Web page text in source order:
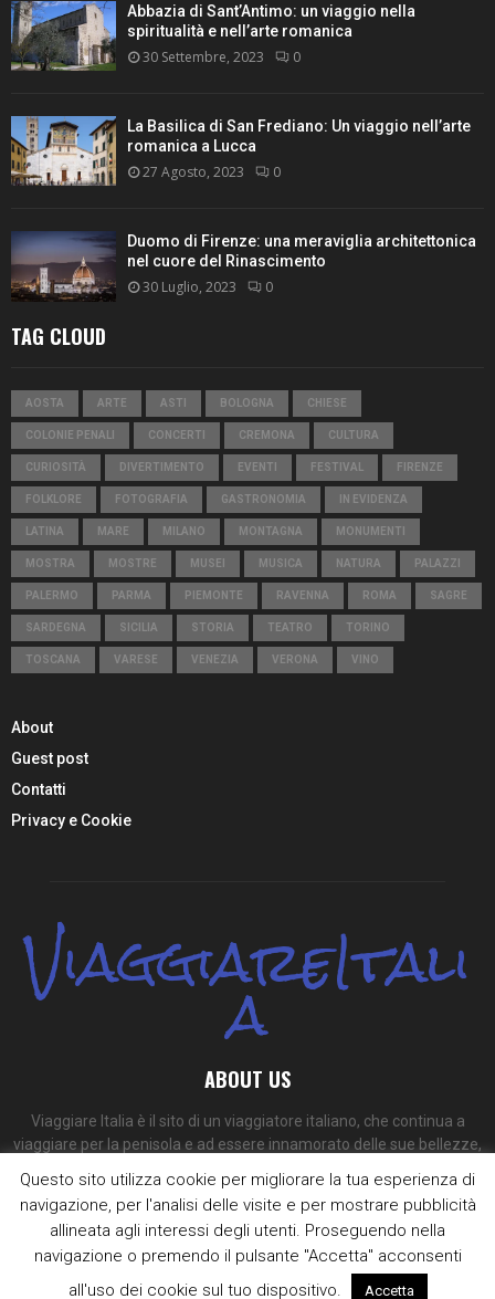
Abbazia di Sant’Antimo: un viaggio nella
spiritualità e nell’arte romanica
30 Settembre, 2023 0
La Basilica di San Frediano: Un viaggio nell’arte
romanica a Lucca
27 Agosto, 2023 0
Duomo di Firenze: una meraviglia architettonica
nel cuore del Rinascimento
30 Luglio, 2023 0
TAG CLOUD
AOSTA ARTE ASTI BOLOGNA CHIESE
COLONIE PENALI CONCERTI CREMONA CULTURA
CURIOSITÀ DIVERTIMENTO EVENTI FESTIVAL FIRENZE
FOLKLORE FOTOGRAFIA GASTRONOMIA IN EVIDENZA
LATINA MARE MILANO MONTAGNA MONUMENTI
MOSTRA MOSTRE MUSEI MUSICA NATURA PALAZZI
PALERMO PARMA PIEMONTE RAVENNA ROMA SAGRE
SARDEGNA SICILIA STORIA TEATRO TORINO
TOSCANA VARESE VENEZIA VERONA VINO
About
Guest post
Contatti
Privacy e Cookie
ViaggiareItali
a
ABOUT US
Viaggiare Italia è il sito di un viaggiatore italiano, che continua a
viaggiare per la penisola e ad essere innamorato delle sue bellezze,
Contact us:redazione@viaggiare-italia.com
Questo sito utilizza cookie per migliorare la tua esperienza di
navigazione, per l'analisi delle visite e per mostrare pubblicità
allineata agli interessi degli utenti. Proseguendo nella
navigazione o premendo il pulsante "Accetta" acconsenti
all'uso dei cookie sul tuo dispositivo.
Accetta